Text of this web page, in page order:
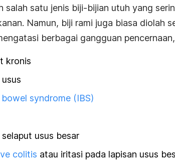
salah satu jenis biji-bijian utuh yang
Namun, biji rami juga biasa diolah
berbagai gangguan
kronis
syndrome (IBS)
selaput usus besar
colitis atau iritasi pada lapisan usus